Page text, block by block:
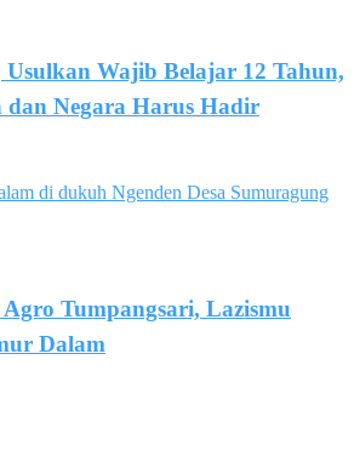
Wajib Belajar 12 Tahun,
Negara Harus Hadir
Tumpangsari, Lazismu
Dalam